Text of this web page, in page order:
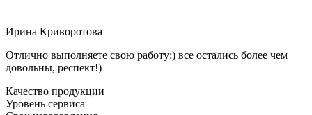
Ирина Криворотова
Отлично выполняете свою работу:) все остались более чем
довольны, респект!)
Качество продукции
Уровень сервиса